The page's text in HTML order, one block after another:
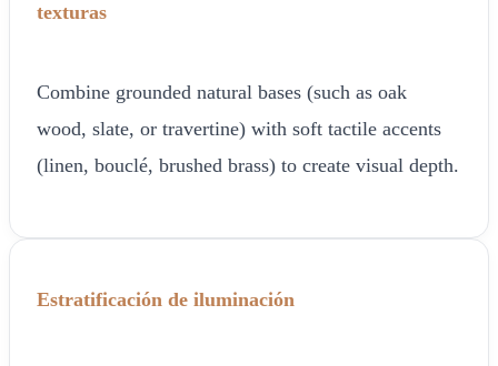
texturas
Combine grounded natural bases (such as oak
wood, slate, or travertine) with soft tactile accents
(linen, bouclé, brushed brass) to create visual depth.
Estratificación de iluminación